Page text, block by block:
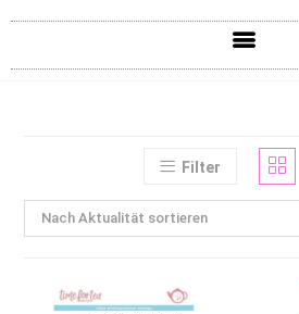
Filter
Nach Aktualität sortieren